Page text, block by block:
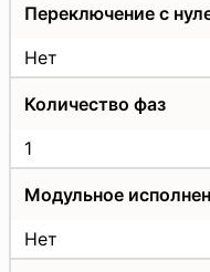
Переключение с
Нет
Количество фаз
1
Модульное
Нет